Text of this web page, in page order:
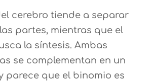
cerebro tiende a separar
partes, mientras que el
la síntesis. Ambas
se complementan en un
parece que el binomio es